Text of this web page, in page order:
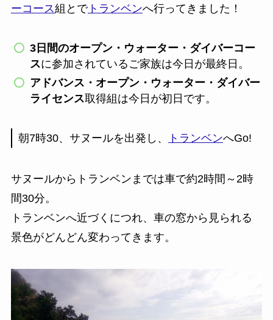
ーコース組とでトランベンへ行ってきました！
3日間のオープン・ウォーター・ダイバーコー
スに参加されているご家族は今日が最終日。
アドバンス・オープン・ウォーター・ダイバー
ライセンス取得組は今日が初日です。
朝7時30、サヌールを出発し、 トランベンへGo!
サヌールからトランベンまでは車で約2時間～2時
間30分。
トランベンへ近づくにつれ、車の窓から見られる
景色がどんどん変わってきます。